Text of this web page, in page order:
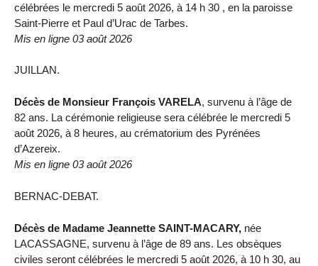
célébrées le mercredi 5 août 2026, à 14 h 30 , en la paroisse
Saint-Pierre et Paul d’Urac de Tarbes.
Mis en ligne 03 août 2026
JUILLAN.
Décès de Monsieur François VARELA, survenu à l’âge de
82 ans. La cérémonie religieuse sera célébrée le mercredi 5
août 2026, à 8 heures, au crématorium des Pyrénées
d’Azereix.
Mis en ligne 03 août 2026
BERNAC-DEBAT.
Décès de Madame Jeannette SAINT-MACARY, née
LACASSAGNE, survenu à l’âge de 89 ans. Les obsèques
civiles seront célébrées le mercredi 5 août 2026, à 10 h 30, au